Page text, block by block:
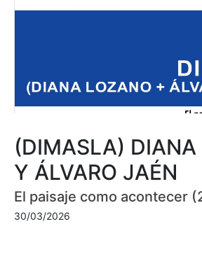
(DIMASLA) DIANA
Y ÁLVARO JAÉN
El paisaje como acontecer
30/03/2026